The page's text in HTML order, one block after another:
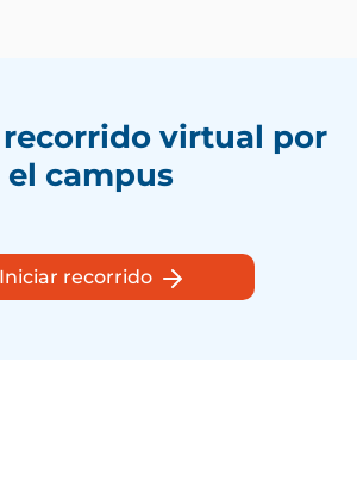
virtual por
el campus
Iniciar recorrido